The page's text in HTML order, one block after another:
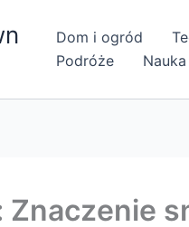
Dom i ogród
Podróże
Znaczenie